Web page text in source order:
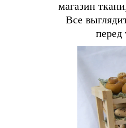
магазин
Все
перед